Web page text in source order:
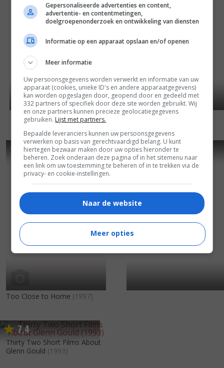
5,5
Too Close to Home (1997)
6,2
Holiday Affair (1996)
7,4
Thirty Two Short Films About
Glenn Gould (1993)
Gepersonaliseerde advertenties en content,
advertentie- en contentmetingen,
doelgroepenonderzoek en ontwikkeling van diensten
Informatie op een apparaat opslaan en/of openen
Meer informatie
Uw persoonsgegevens worden verwerkt en informatie van uw
apparaat (cookies, unieke ID's en andere apparaatgegevens)
kan worden opgeslagen door, geopend door en gedeeld met
332 partners of specifiek door deze site worden gebruikt. Wij
en onze partners kunnen precieze geolocatiegegevens
gebruiken. Lijst met partners.
Bepaalde leveranciers kunnen uw persoonsgegevens
verwerken op basis van gerechtvaardigd belang. U kunt
hiertegen bezwaar maken door uw opties hieronder te
beheren. Zoek onderaan deze pagina of in het sitemenu naar
een link om uw toestemming te beheren of in te trekken via de
privacy- en cookie-instellingen.
Naar de website
Meer opties